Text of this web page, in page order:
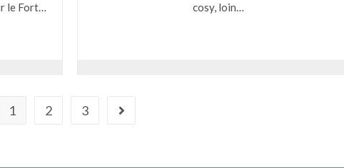
le Fort…
cosy, loin…
1 2 3